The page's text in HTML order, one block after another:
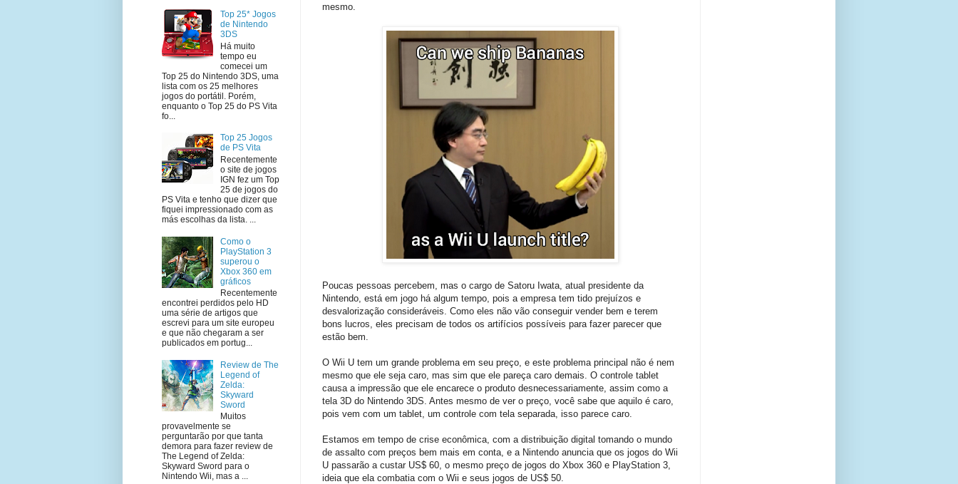
mesmo.
Poucas pessoas percebem, mas o cargo de Satoru Iwata, atual presidente da
Nintendo, está em jogo há algum tempo, pois a empresa tem tido prejuízos e
desvalorização consideráveis. Como eles não vão conseguir vender bem e terem
bons lucros, eles precisam de todos os artifícios possíveis para fazer parecer que
estão bem.
O Wii U tem um grande problema em seu preço, e este problema principal não é nem
mesmo que ele seja caro, mas sim que ele pareça caro demais. O controle tablet
causa a impressão que ele encarece o produto desnecessariamente, assim como a
tela 3D do Nintendo 3DS. Antes mesmo de ver o preço, você sabe que aquilo é caro,
pois vem com um tablet, um controle com tela separada, isso parece caro.
Estamos em tempo de crise econômica, com a distribuição digital tomando o mundo
de assalto com preços bem mais em conta, e a Nintendo anuncia que os jogos do Wii
U passarão a custar US$ 60, o mesmo preço de jogos do Xbox 360 e PlayStation 3,
ideia que ela combatia com o Wii e seus jogos de US$ 50.
Top 25* Jogos
de Nintendo
3DS
Há muito
tempo eu
comecei um
Top 25 do Nintendo 3DS, uma
lista com os 25 melhores
jogos do portátil. Porém,
enquanto o Top 25 do PS Vita
fo...
Top 25 Jogos
de PS Vita
Recentemente
o site de jogos
IGN fez um Top
25 de jogos do
PS Vita e tenho que dizer que
fiquei impressionado com as
más escolhas da lista. ...
Como o
PlayStation 3
superou o
Xbox 360 em
gráficos
Recentemente
encontrei perdidos pelo HD
uma série de artigos que
escrevi para um site europeu
e que não chegaram a ser
publicados em portug...
Review de The
Legend of
Zelda:
Skyward
Sword
Muitos
provavelmente se
perguntarão por que tanta
demora para fazer review de
The Legend of Zelda:
Skyward Sword para o
Nintendo Wii, mas a ...